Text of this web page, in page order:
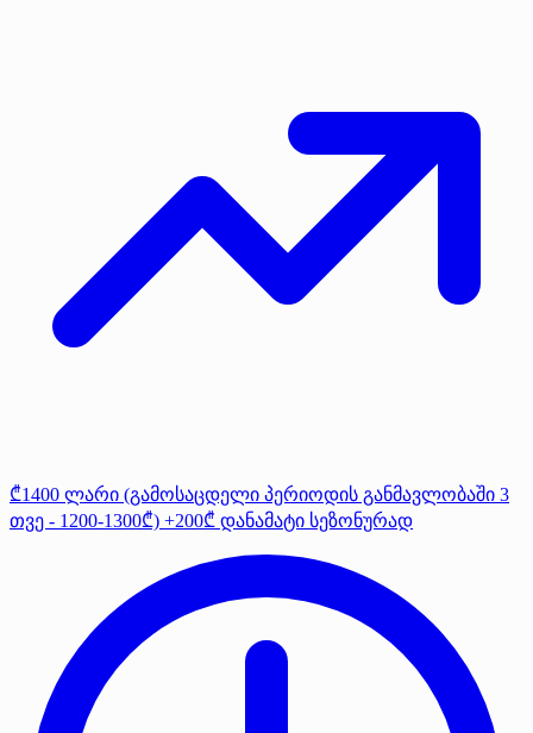
₾1400 ლარი (გამოსაცდელი პერიოდის განმავლობაში 3
თვე - 1200-1300₾) +200₾ დანამატი სეზონურად